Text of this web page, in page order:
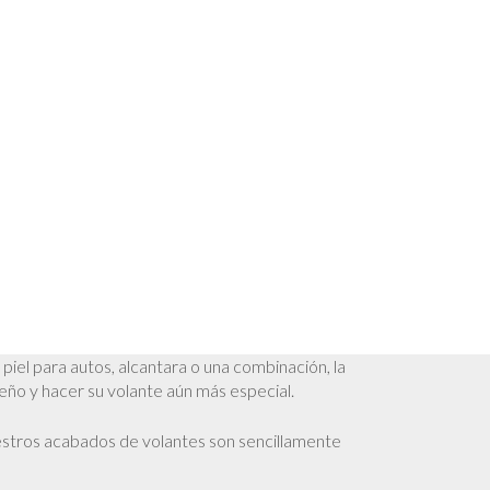
para autos, alcantara o una combinación, la
y hacer su volante aún más especial.
acabados de volantes son sencillamente